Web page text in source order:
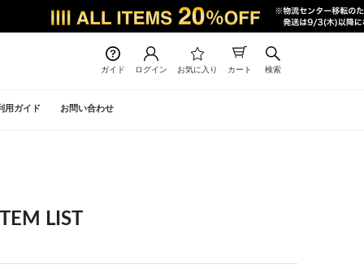
ガイド ログイン お気に入り カート 検索
用ガイド お問い合わせ
LIST